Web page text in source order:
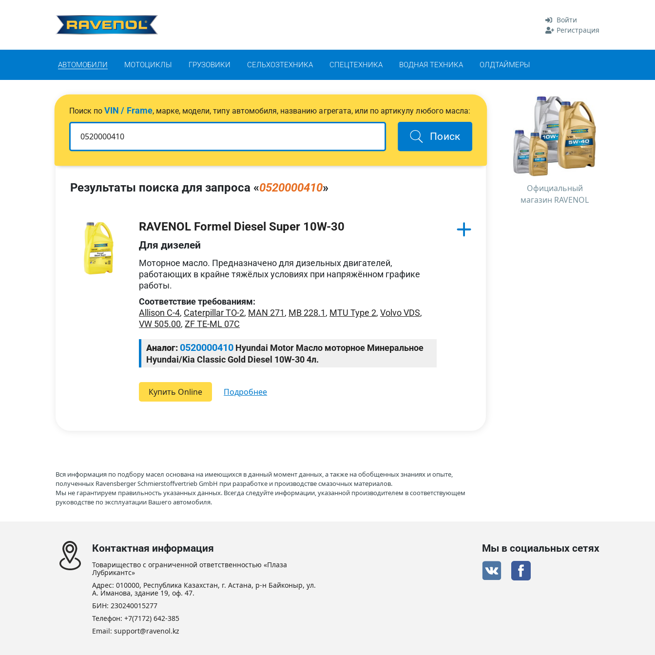
Войти
Регистрация
АВТОМОБИЛИ МОТОЦИКЛЫ ГРУЗОВИКИ СЕЛЬХОЗТЕХНИКА СПЕЦТЕХНИКА ВОДНАЯ ТЕХНИКА ОЛДТАЙМЕРЫ
Поиск поVIN / Frame, марке, модели, типу автомобиля, названию агрегата, или по артикулу любого масла:
Поиск
Результаты поиска для запроса «0520000410»
RAVENOL Formel Diesel Super 10W-30
Для дизелей
Моторное масло. Предназначено для дизельных двигателей,
работающих в крайне тяжёлых условиях при напряжённом графике
работы.
Соответствие требованиям:
Allison C-4, Caterpillar TO-2, MAN 271, MB 228.1, MTU Type 2,Volvo VDS,
VW 505.00,ZF TE-ML 07C
Аналог: 0520000410 Hyundai Motor Масло моторное Минеральное
Hyundai/Kia Classic Gold Diesel 10W-30 4л.
Купить Online подробнее
Официальный
магазин RAVENOL
Вся информация по подбору масел основана на имеющихся в данный момент данных, а также на обобщенных знаниях и опыте,
полученных Ravensberger Schmierstoffvertrieb GmbH при разработке и производстве смазочных материалов.
Мы не гарантируем правильность указанных данных. Всегда следуйте информации, указанной производителем в соответствующем
руководстве по эксплуатации Вашего автомобиля.
Контактная информация
Товарищество с ограниченной ответственностью «Плаза
Лубрикантс»
Адрес: 010000, Республика Казахстан, г. Астана, р-н Байконыр, ул.
А. Иманова, здание 19, оф. 47.
БИН: 230240015277
Телефон: +7(7172) 642-385
Email: support@ravenol.kz
Мы в социальных сетях